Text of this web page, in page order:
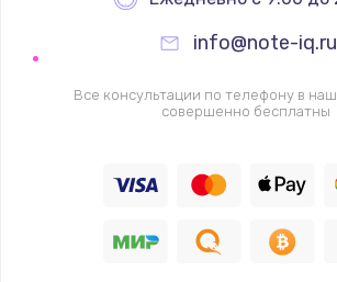
info@note-iq.ru
Все консультации по телефону в
совершенно бесплатны